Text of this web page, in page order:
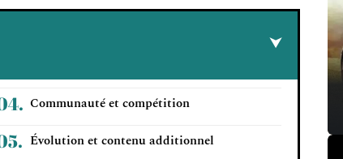
Communauté et compétition
Évolution et contenu additionnel